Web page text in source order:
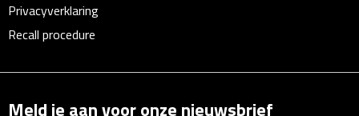
Magneten
Muismatten
Pennen etui's
Privacyverklaring
Recall procedure
Meld je aan voor onze nieuwsbrief